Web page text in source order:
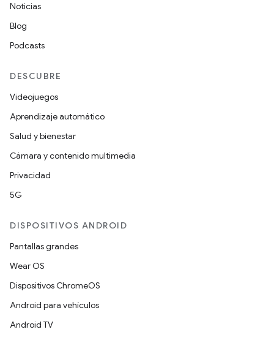
Noticias
Blog
Podcasts
DESCUBRE
Videojuegos
Aprendizaje automático
Salud y bienestar
Cámara y contenido multimedia
Privacidad
5G
DISPOSITIVOS ANDROID
Pantallas grandes
Wear OS
Dispositivos ChromeOS
Android para vehículos
Android TV